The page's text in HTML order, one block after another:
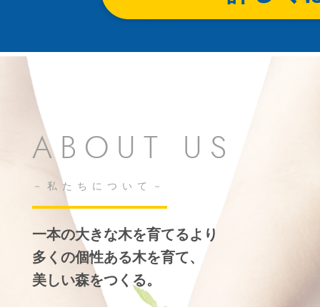
ABOUT US
私たちについて
一本の大きな木を育てるより
多くの個性ある木を育て、
美しい森をつくる。